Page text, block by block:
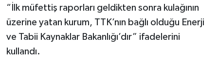
“İlk müfettiş raporları geldikten sonra kulağının
üzerine yatan kurum, TTK’nın bağlı olduğu Enerji
ve Tabii Kaynaklar Bakanlığı’dır” ifadelerini
kullandı.